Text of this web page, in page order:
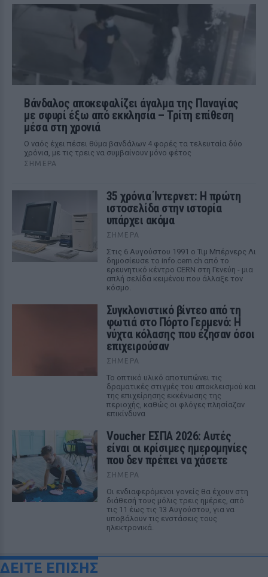
Βάνδαλος αποκεφαλίζει άγαλμα της Παναγίας
με σφυρί έξω από εκκλησία – Τρίτη επίθεση
μέσα στη χρονιά
Ο ναός έχει πέσει θύμα βανδάλων 4 φορές τα τελευταία δύο
χρόνια, με τις τρεις να συμβαίνουν μόνο φέτος
ΣΉΜΕΡΑ
35 χρόνια Ίντερνετ: Η πρώτη
ιστοσελίδα στην ιστορία
υπάρχει ακόμα
ΣΉΜΕΡΑ
Στις 6 Αυγούστου 1991 ο Τιμ Μπέρνερς Λι
δημοσίευσε το info.cern.ch από το
ερευνητικό κέντρο CERN στη Γενεύη - μια
απλή σελίδα κειμένου που άλλαξε τον
κόσμο.
Συγκλονιστικό βίντεο από τη
φωτιά στο Πόρτο Γερμενό: Η
νύχτα κόλασης που έζησαν όσοι
επιχειρούσαν
ΣΉΜΕΡΑ
Το οπτικό υλικό αποτυπώνει τις
δραματικές στιγμές του αποκλεισμού και
της επιχείρησης εκκένωσης της
περιοχής, καθώς οι φλόγες πλησίαζαν
επικίνδυνα
Voucher ΕΣΠΑ 2026: Αυτές
είναι οι κρίσιμες ημερομηνίες
που δεν πρέπει να χάσετε
ΣΉΜΕΡΑ
Οι ενδιαφερόμενοι γονείς θα έχουν στη
διάθεσή τους μόλις τρεις ημέρες, από
τις 11 έως τις 13 Αυγούστου, για να
υποβάλουν τις ενστάσεις τους
ηλεκτρονικά.
ΔΕΙΤΕ ΕΠΙΣΗΣ